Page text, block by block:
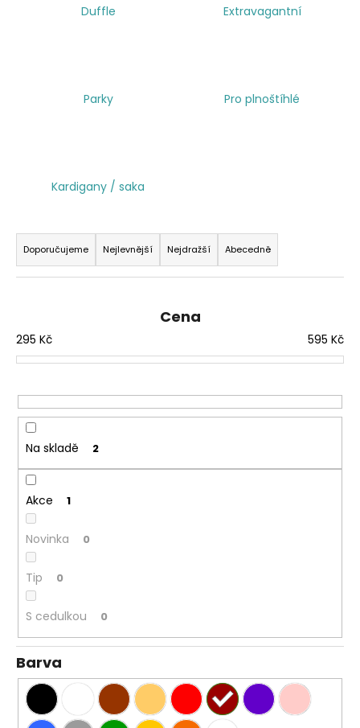
Duffle Extravagantní
Parky Pro plnoštíhlé
Kardigany / saka
Ř
a
z
í
p
o
d
u
k
ů
Doporučujeme Nejlevnější Nejdražší Abecedně
Cena
295 Kč 595 Kč
Na skladě 2
Akce 1
Novinka 0
Tip 0
S cedulkou 0
Barva